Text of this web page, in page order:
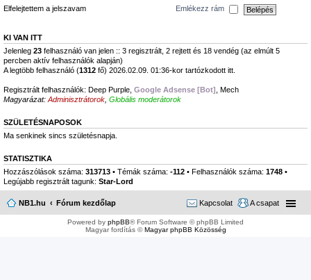
Elfelejtettem a jelszavam
Emlékezz rám
KI VAN ITT
Jelenleg 23 felhasználó van jelen :: 3 regisztrált, 2 rejtett és 18 vendég (az elmúlt 5
percben aktív felhasználók alapján)
A legtöbb felhasználó (1312 fő) 2026.02.09. 01:36-kor tartózkodott itt.
Regisztrált felhasználók: Deep Purple Google Adsense [Bot] Mech
Magyarázat: Adminisztrátorok Globális moderátorok
SZÜLETÉSNAPOSOK
Ma senkinek sincs születésnapja.
STATISZTIKA
Hozzászólások száma: 313713 • Témák száma: -112 • Felhasználók száma: 1748 •
Legújabb regisztrált tagunk: Star-Lord
NB1.hu Fórum kezdőlap A csapat
Kapcsolat
Powered by phpBB® Forum Software © phpBB Limited
Magyar fordítás ©Magyar phpBB Közösség